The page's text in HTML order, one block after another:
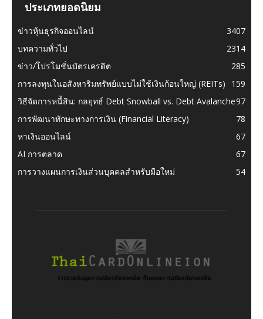
ประเภทยอดนิยม
ข่าวหุ้นธุรกิจออนไลน์
3407
บทความทั่วไป
2314
ข่าว/โปรโมชั่นบัตรเครดิต
285
การลงทุนในอสังหาริมทรัพย์แบบไม่ใช้เงินก้อนใหญ่ (REITs)
159
วิธีจัดการหนี้สิน: กลยุทธ์ Debt Snowball vs. Debt Avalanche97
การพัฒนาทักษะทางการเงิน (Financial Literacy)
78
หาเงินออนไลน์
67
AI การตลาด
67
การวางแผนการเงินส่วนบุคคลสำหรับมือใหม่
54